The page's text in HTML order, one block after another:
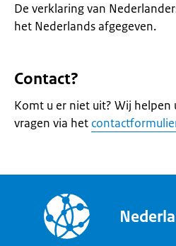
De verklaring van
het Nederlands afgegeven.
Contact?
Komt u er niet uit? Wij helpen
vragen via het